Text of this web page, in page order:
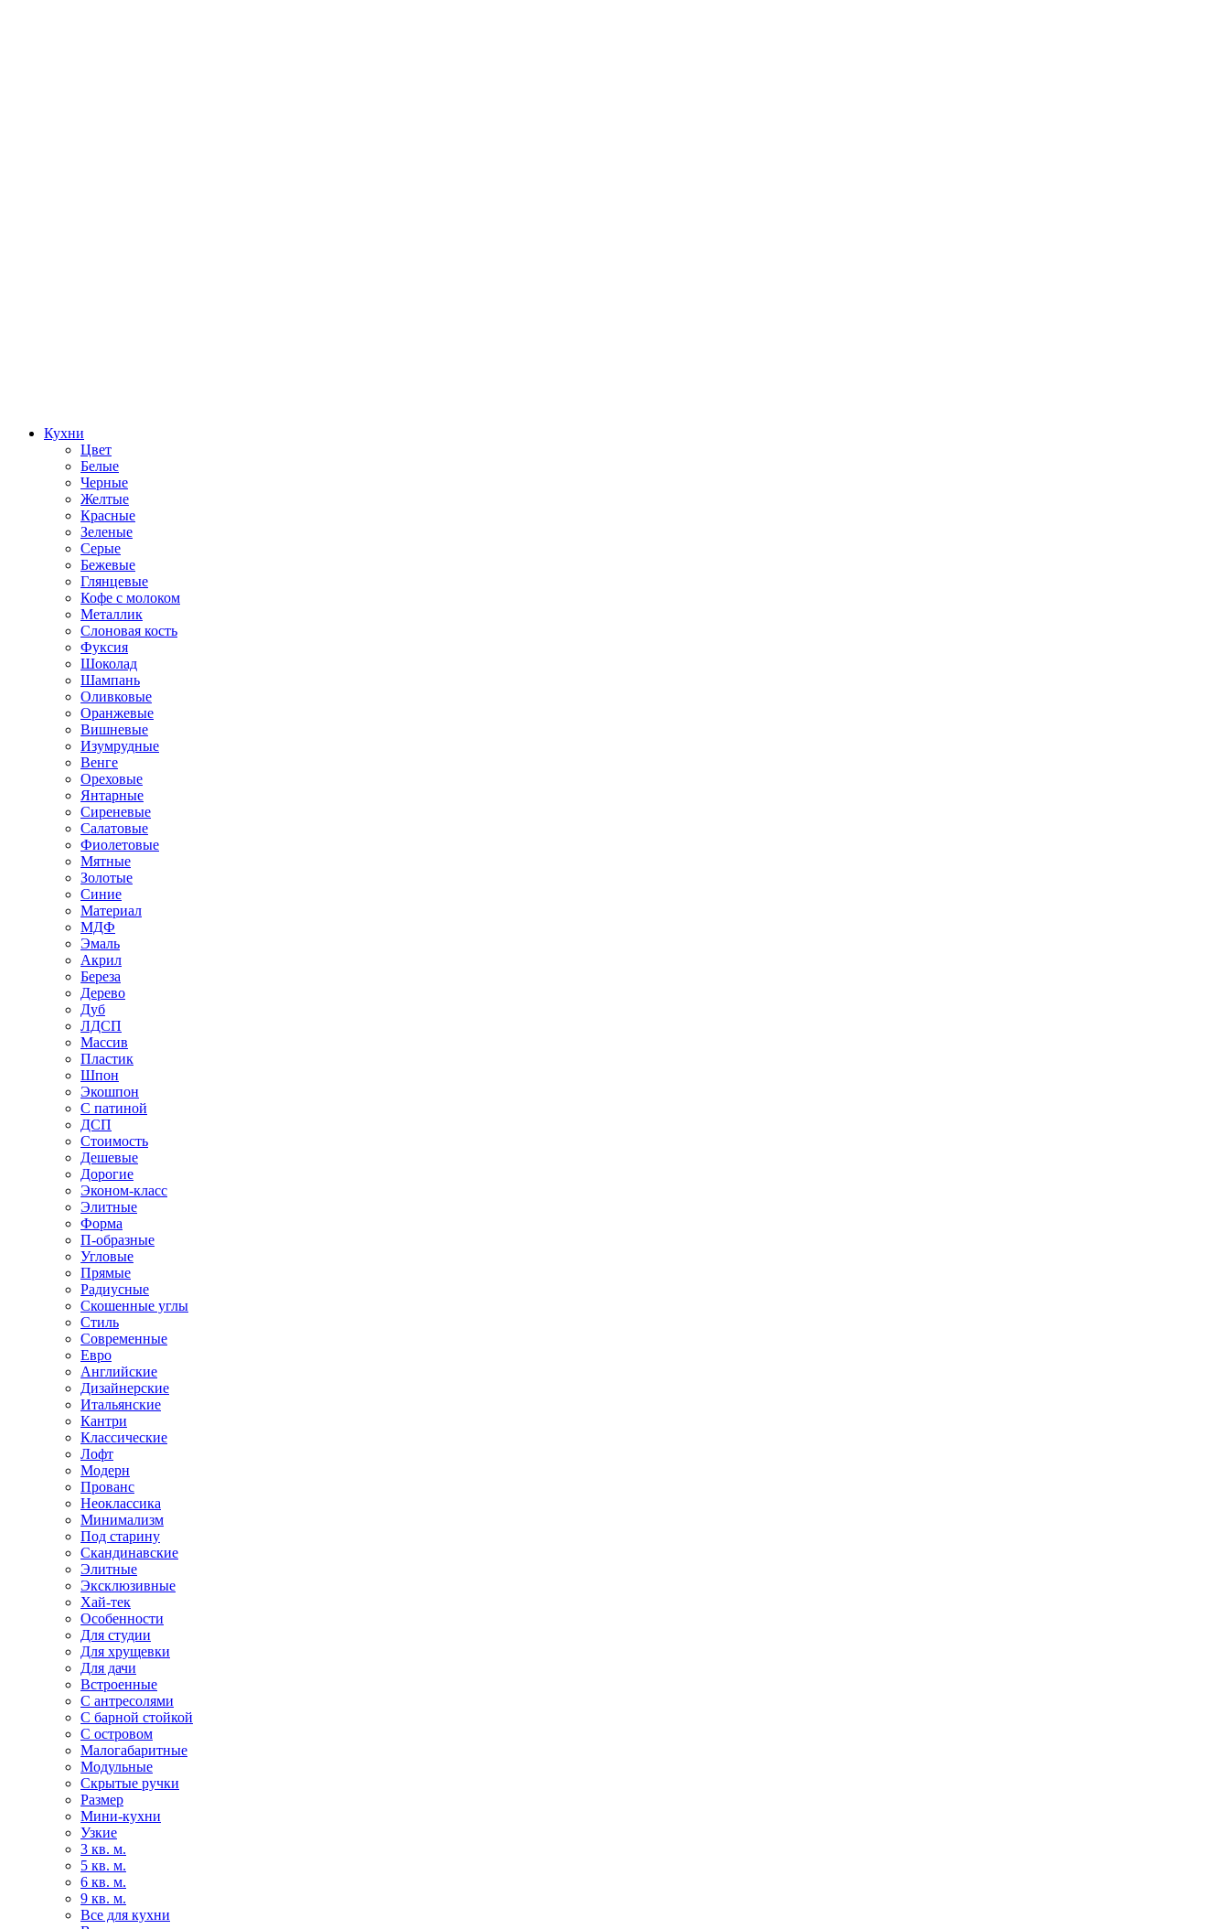
Кухни
Цвет
Белые
Черные
Желтые
Красные
Зеленые
Серые
Бежевые
Глянцевые
Кофе с молоком
Металлик
Слоновая кость
Фуксия
Шоколад
Шампань
Оливковые
Оранжевые
Вишневые
Изумрудные
Венге
Ореховые
Янтарные
Сиреневые
Салатовые
Фиолетовые
Мятные
Золотые
Синие
Материал
МДФ
Эмаль
Акрил
Береза
Дерево
Дуб
ЛДСП
Массив
Пластик
Шпон
Экошпон
С патиной
ДСП
Стоимость
Дешевые
Дорогие
Эконом-класс
Элитные
Форма
П-образные
Угловые
Прямые
Радиусные
Скошенные углы
Стиль
Современные
Евро
Английские
Дизайнерские
Итальянские
Кантри
Классические
Лофт
Модерн
Прованс
Неоклассика
Минимализм
Под старину
Скандинавские
Элитные
Эксклюзивные
Хай-тек
Особенности
Для студии
Для хрущевки
Для дачи
Встроенные
С антресолями
С барной стойкой
С островом
Малогабаритные
Модульные
Скрытые ручки
Размер
Мини-кухни
Узкие
3 кв. м.
5 кв. м.
6 кв. м.
9 кв. м.
Все для кухни